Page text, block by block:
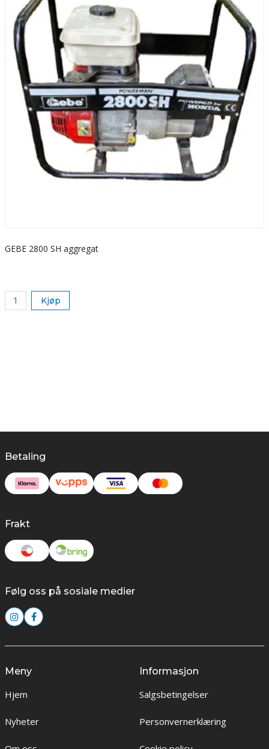
GEBE 2800 SH aggregat
Kjøp
Betaling
Frakt
Følg oss på sosiale medier
Meny
Hjem
Nyheter
Informasjon
Salgsbetingelser
Personvernerklæring